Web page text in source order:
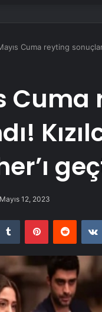
Cuma reyting
Mayıs 12, 2023
Tumblr PinterestReddit